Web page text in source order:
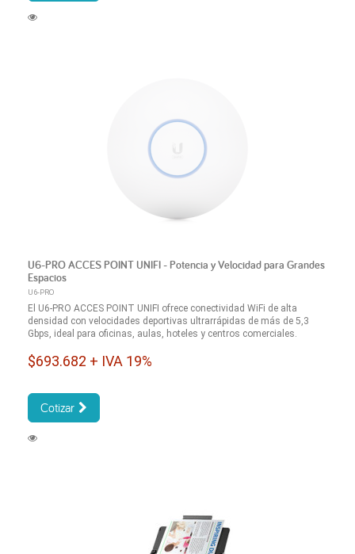
U6-PRO ACCES POINT UNIFI - Potencia y Velocidad para Grandes
Espacios
U6-PRO
El U6-PRO ACCES POINT UNIFI ofrece conectividad WiFi de alta
densidad con velocidades deportivas ultrarrápidas de más de 5,3
Gbps, ideal para oficinas, aulas, hoteles y centros comerciales.
$693.682 + IVA 19%
Cotizar